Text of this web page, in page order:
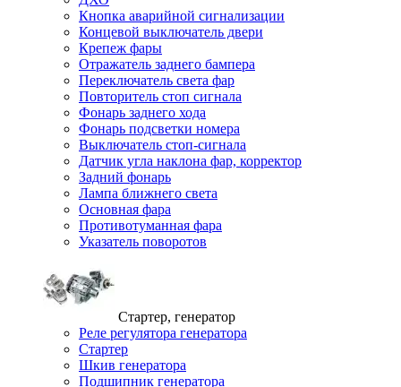
Кнопка аварийной сигнализации
Концевой выключатель двери
Крепеж фары
Отражатель заднего бампера
Переключатель света фар
Повторитель стоп сигнала
Фонарь заднего хода
Фонарь подсветки номера
Выключатель стоп-сигнала
Датчик угла наклона фар, корректор
Задний фонарь
Лампа ближнего света
Основная фара
Противотуманная фара
Указатель поворотов
Стартер, генератор
Реле регулятора генератора
Стартер
Шкив генератора
Подшипник генератора